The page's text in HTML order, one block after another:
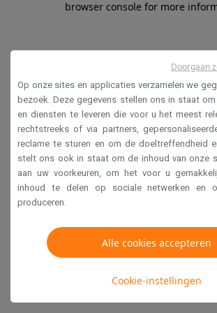
browser console for more
Op onze sites en applicaties verzamelen we
bezoek. Deze gegevens stellen ons in staat
en diensten te leveren die voor u het meest
rechtstreeks of via partners,
reclame te sturen en om de doeltreffendheid
stelt ons ook in staat om de inhoud van onze
aan uw voorkeuren, om het voor u
inhoud te delen op sociale netwerken en
produceren.
Alle cookies accepteren
Cookie-instellingen
Doorgaan